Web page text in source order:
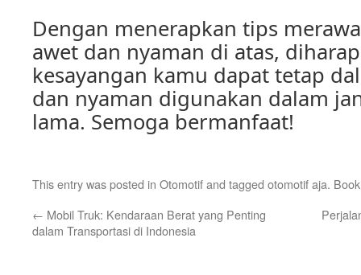
Dengan menerapkan tips
awet dan nyaman di atas,
kesayangan kamu dapat tetap
dan nyaman digunakan dalam
lama. Semoga bermanfaat!
This entry was posted in Otomotifand tagged otomotif aja.
← Mobil Truk: Kendaraan Berat yang Penting
dalam Transportasi di Indonesia